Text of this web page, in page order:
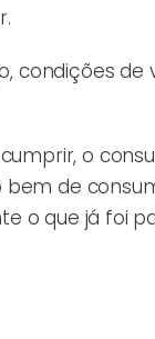
condições de
o
de
o que já foi